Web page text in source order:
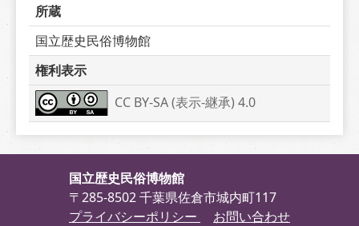
所蔵
国立歴史民俗博物館
権利表示
CC BY-SA (表示-継承) 4.0
国立歴史民俗博物館
〒285-8502 千葉県佐倉市城内町117
プライバシーポリシー
お問い合わせ